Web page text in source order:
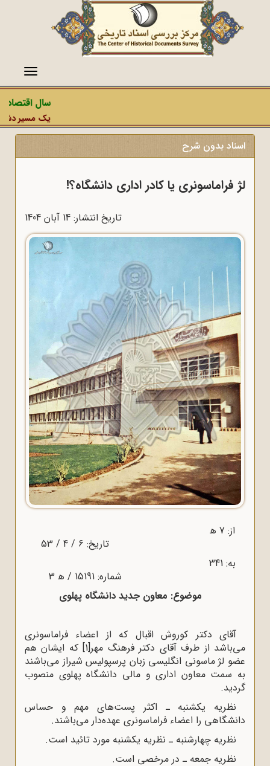
منو
سال
یک مسیر
اسناد بدون شرح
لژ فراماسونری یا کادر اداری دانشگاه؟!
تاریخ انتشار: 14 آبان 1404
از: 7 ﻫ
تاریخ: 6 / 4 / 53
شماره: 15191 / ﻫ 3
موضوع: معاون جدید دانشگاه پهلوی
آقای دکتر کوروش اقبال که از اعضاء فراماسونری
می‌باشد از طرف آقای دکتر فرهنگ مهر[1] که ایشان هم
عضو لژ ماسونی انگلیسی زبان پرسپولیس شیراز می‌باشند
به سمت معاون اداری و مالی دانشگاه پهلوی منصوب
گردید.
نظریه یکشنبه ـ اکثر پست‌های مهم و حساس
دانشگاهی را اعضاء فراماسونری عهده‌دار می‌باشند.
نظریه چهارشنبه ـ نظریه یکشنبه مورد تائید است.
نظریه جمعه ـ در مرخصی است.